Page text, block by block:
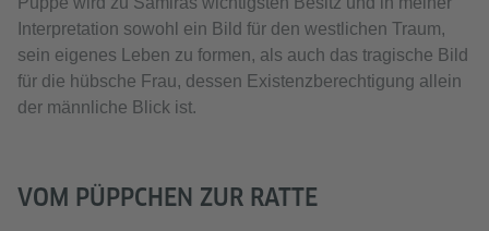
Interpretation sowohl ein Bild für den westlichen Traum,
sein eigenes Leben zu formen, als auch das tragische Bild
für die hübsche Frau, dessen Existenzberechtigung allein
der männliche Blick ist.
VOM PÜPPCHEN ZUR RATTE